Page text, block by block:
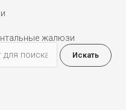
жалюзи
Искать